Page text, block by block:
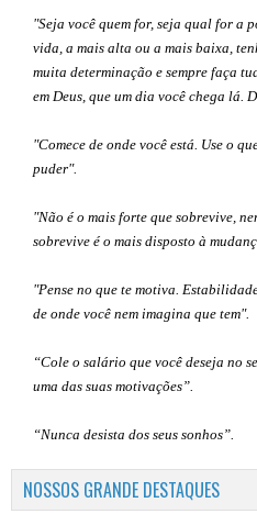
"Seja você quem for, seja qual for a
vida, a mais alta ou a mais baixa,
muita determinação e sempre faça
em Deus, que um dia você chega lá.
"Comece de onde você está. Use o
puder".
"Não é o mais forte que sobrevive,
sobrevive é o mais disposto à
"Pense no que te motiva.
de onde você nem imagina que tem".
“Cole o salário que você deseja no
uma das suas motivações”.
“Nunca desista dos seus sonhos”.
NOSSOS GRANDE DESTAQUES